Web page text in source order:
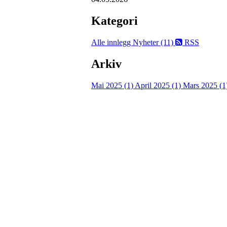
Kategori
Alle innlegg Nyheter (11) RSS
Arkiv
Mai 2025 (1) April 2025 (1) Mars 2025